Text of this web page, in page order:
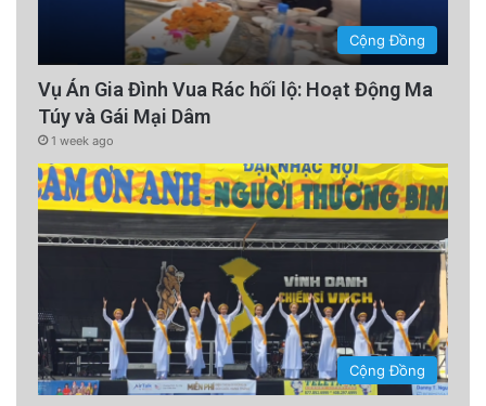
Cộng Đồng
Vụ Án Gia Đình Vua Rác hối lộ: Hoạt Động Ma
Túy và Gái Mại Dâm
1 week ago
Cộng Đồng